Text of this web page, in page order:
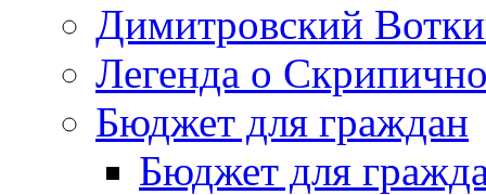
Димитровский
Легенда о
Бюджет для граждан
Бюджет для